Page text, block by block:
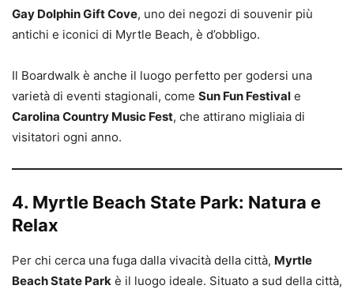
Gay Dolphin Gift Cove, uno dei negozi di souvenir più
antichi e iconici di Myrtle Beach, è d’obbligo.
Il Boardwalk è anche il luogo perfetto per godersi una
varietà di eventi stagionali, come Sun Fun Festival e
Carolina Country Music Fest, che attirano migliaia di
visitatori ogni anno.
4. Myrtle Beach State Park: Natura e
Relax
Per chi cerca una fuga dalla vivacità della città, Myrtle
Beach State Park è il luogo ideale. Situato a sud della città,